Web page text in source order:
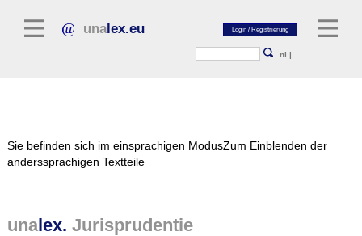
unalex.eu
nl |
Sie befinden sich im einsprachigen ModusZum Einblenden der
anderssprachigen Textteile
unalex. Jurisprudentie